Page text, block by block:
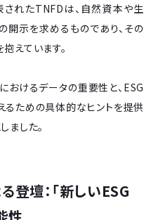
れたTNFDは、自然資本や生
示を求めるものであり、その
えています。
おけるデータの重要性と、ESG
ための具体的なヒントを提供
ました。
登壇：「新しいESG
性